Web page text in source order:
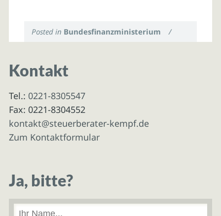
Posted in Bundesfinanzministerium /
Kontakt
Tel.: 0221-8305547
Fax: 0221-8304552
kontakt@steuerberater-kempf.de
Zum Kontaktformular
Ja, bitte?